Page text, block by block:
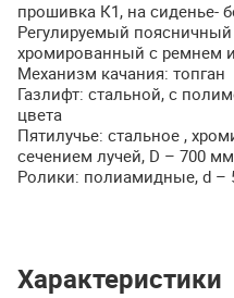
прошивка К1, на сиденье-
Регулируемый
хромированный с ремнем
Механизм качания: топган
Газлифт: стальной, с
цвета
Пятилучье: стальное ,
сечением лучей, D – 700 мм
Ролики: полиамидные, d –
Характеристики